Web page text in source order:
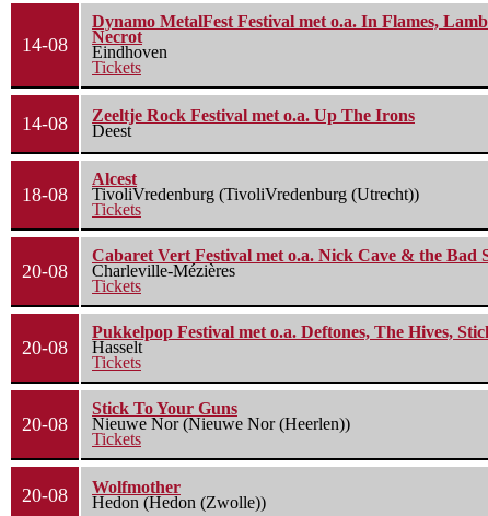
14-08
Dynamo MetalFest Festival met o.a. In Flames,
Necrot
Eindhoven
Tickets
14-08
Zeeltje Rock Festival met o.a. Up The Irons
Deest
18-08
Alcest
TivoliVredenburg (TivoliVredenburg (Utrecht))
Tickets
20-08
Cabaret Vert Festival met o.a. Nick Cave & the Bad
Charleville-Mézières
Tickets
20-08
Pukkelpop Festival met o.a. Deftones, The Hives,
Hasselt
Tickets
20-08
Stick To Your Guns
Nieuwe Nor (Nieuwe Nor (Heerlen))
Tickets
20-08
Wolfmother
Hedon (Hedon (Zwolle))